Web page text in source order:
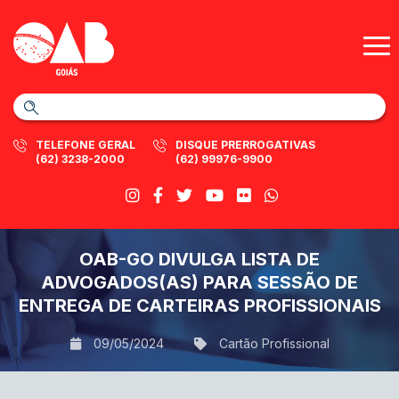
TELEFONE GERAL
(62) 3238-2000
DISQUE PRERROGATIVAS
(62) 99976-9900
OAB-GO DIVULGA LISTA DE
ADVOGADOS(AS) PARA SESSÃO DE
ENTREGA DE CARTEIRAS PROFISSIONAIS
09/05/2024 Cartão Profissional